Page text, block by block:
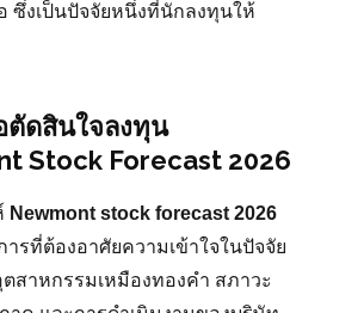
ซึ่งเป็นปัจจัยหนึ่งที่นักลงทุนให้
ตัดสินใจลงทุน
Stock Forecast 2026
Newmont stock forecast 2026
ารที่ต้องอาศัยความเข้าใจในปัจจัย
สาหกรรมเหมืองทองคำ สภาวะ